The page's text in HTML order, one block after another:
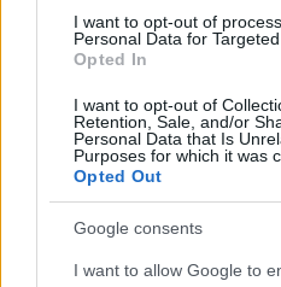
I want to opt-out of
Personal Data for Targeted
Opted In
I want to opt-out of
Retention, Sale, and/or
Personal Data that Is
Purposes for which it was
Opted Out
Google consents
I want to allow Google to
bądź na bieżąco z wydarzeniami z
Analiza przed meczem: Wisła
Wisła Płock - Zagłębie Lubin
Ekstraklasa. Spotkanie zostanie
Początek meczu o godz. 19:00.
Wisła Płockprzystępuje do tego
drużyna radzi sobie w sezonie
własną publicznością? Na tej
mecze wyjazdowe możecie